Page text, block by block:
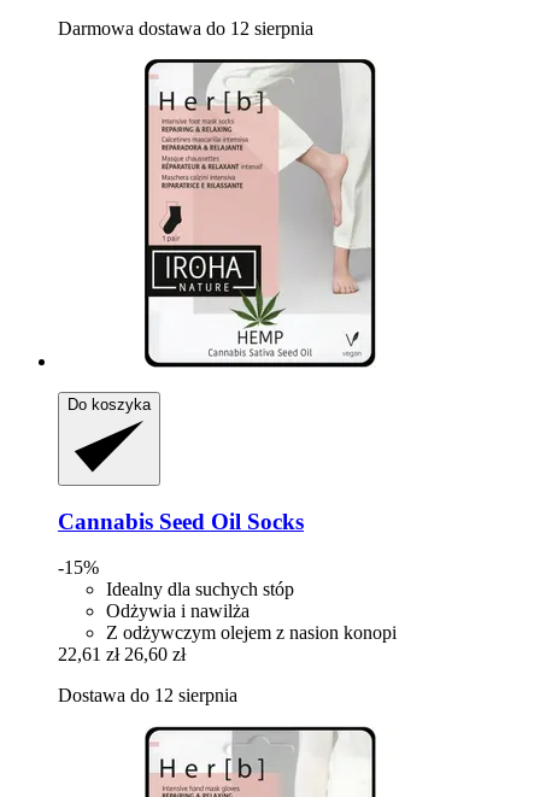
Darmowa dostawa do 12 sierpnia
Do koszyka
Cannabis Seed Oil Socks
-15%
Idealny dla suchych stóp
Odżywia i nawilża
Z odżywczym olejem z nasion konopi
22,61 zł 26,60 zł
Dostawa do 12 sierpnia